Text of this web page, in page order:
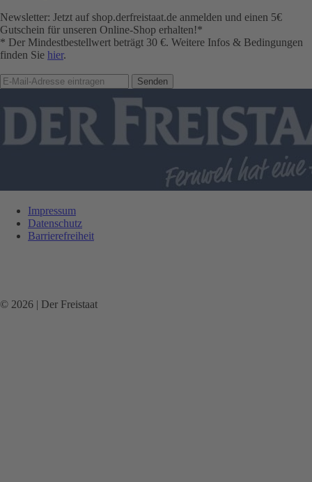
Newsletter: Jetzt auf shop.derfreistaat.de anmelden und einen 5€
Gutschein für unseren Online-Shop erhalten!*
* Der Mindestbestellwert beträgt 30 €. Weitere Infos & Bedingungen
finden Sie hier.
Impressum
Datenschutz
Barrierefreiheit
© 2026 | Der Freistaat